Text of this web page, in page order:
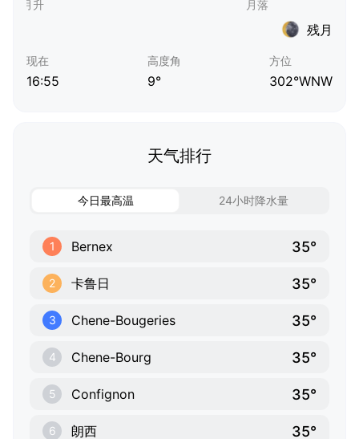
残月
现在
16:55
高度角
9°
方位
302°WNW
天气排行
今日最高温 24小时降水量
1 Bernex 35°
2 卡鲁日 35°
3 Chene-Bougeries 35°
4 Chene-Bourg 35°
5 Confignon 35°
6 朗西 35°